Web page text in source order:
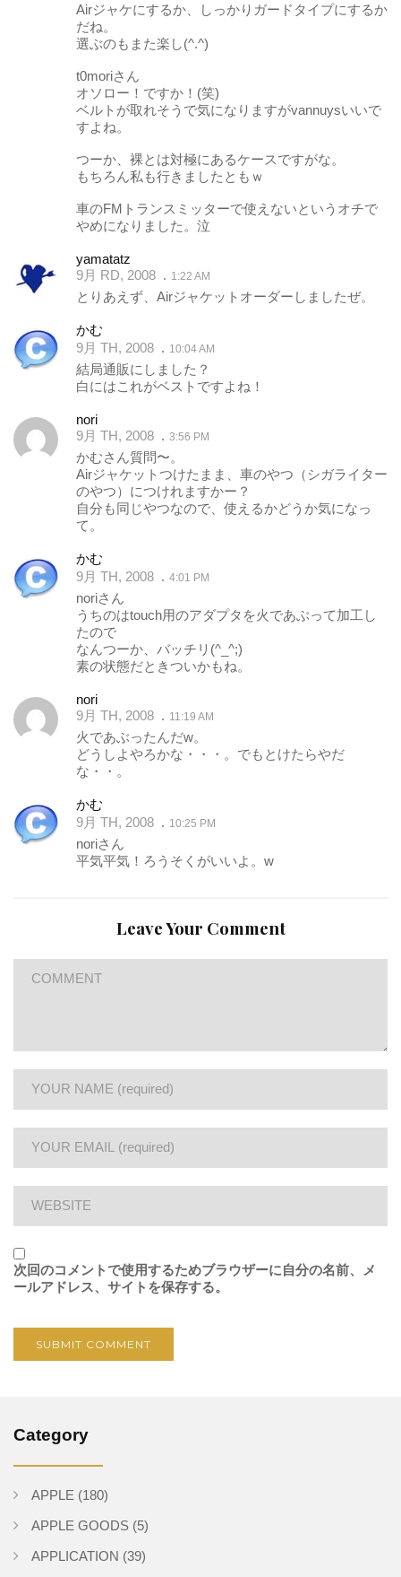
Airジャケにするか、しっかりガードタイプにするか
だね。
選ぶのもまた楽し(^.^)
t0moriさん
オソロー！ですか！(笑)
ベルトが取れそうで気になりますがvannuysいいで
すよね。
つーか、裸とは対極にあるケースですがな。
もちろん私も行きましたともｗ
車のFMトランスミッターで使えないというオチで
やめになりました。泣
yamatatz
9月 RD, 2008
1:22 AM
とりあえず、Airジャケットオーダーしましたぜ。
かむ
9月 TH, 2008
10:04 AM
結局通販にしました？
白にはこれがベストですよね！
nori
9月 TH, 2008
3:56 PM
かむさん質問〜。
Airジャケットつけたまま、車のやつ（シガライター
のやつ）につけれますかー？
自分も同じやつなので、使えるかどうか気になっ
て。
かむ
9月 TH, 2008
4:01 PM
noriさん
うちのはtouch用のアダプタを火であぶって加工し
たので
なんつーか、バッチリ(^_^;)
素の状態だときついかもね。
nori
9月 TH, 2008
11:19 AM
火であぶったんだw。
どうしよやろかな・・・。でもとけたらやだ
な・・。
かむ
9月 TH, 2008
10:25 PM
noriさん
平気平気！ろうそくがいいよ。w
Leave Your Comment
次回のコメントで使用するためブラウザーに自分の名前、メ
ールアドレス、サイトを保存する。
Category
APPLE (180)
APPLE GOODS (5)
APPLICATION (39)